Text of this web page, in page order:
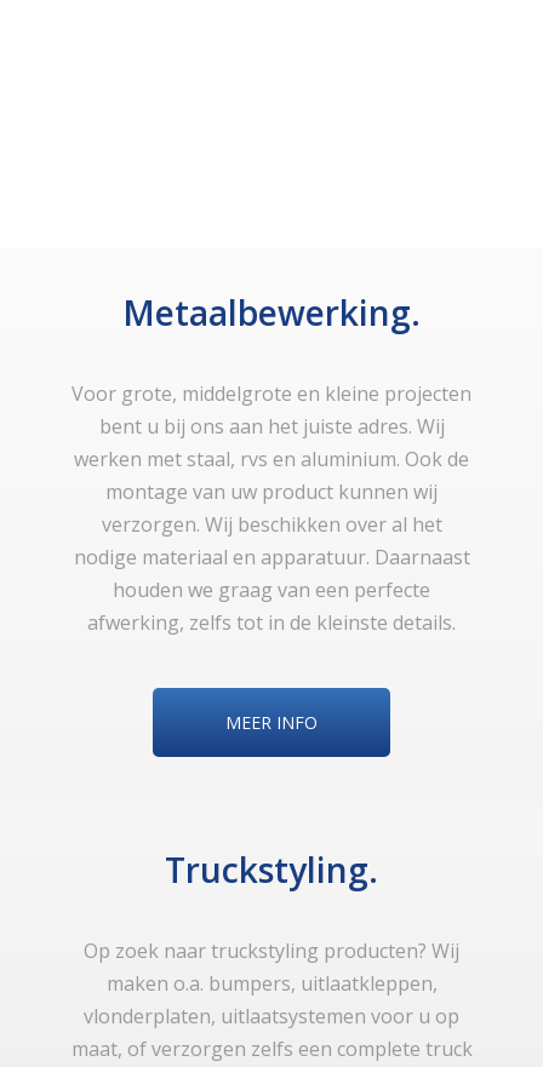
Metaalbewerking.
Voor grote, middelgrote en kleine projecten
bent u bij ons aan het juiste adres. Wij
werken met staal, rvs en aluminium. Ook de
montage van uw product kunnen wij
verzorgen. Wij beschikken over al het
nodige materiaal en apparatuur. Daarnaast
houden we graag van een perfecte
afwerking, zelfs tot in de kleinste details.
MEER INFO
Truckstyling.
Op zoek naar truckstyling producten? Wij
maken o.a. bumpers, uitlaatkleppen,
vlonderplaten, uitlaatsystemen voor u op
maat, of verzorgen zelfs een complete truck